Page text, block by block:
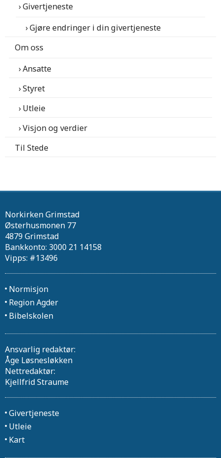
Givertjeneste
Gjøre endringer i din givertjeneste
Om oss
Ansatte
Styret
Utleie
Visjon og verdier
Til Stede
Norkirken Grimstad
Østerhusmonen 77
4879 Grimstad
Bankkonto: 3000 21 14158
Vipps: #13496
Normisjon
Region Agder
Bibelskolen
Ansvarlig redaktør:
Åge Løsnesløkken
Nettredaktør:
Kjellfrid Straume
Givertjeneste
Utleie
Kart